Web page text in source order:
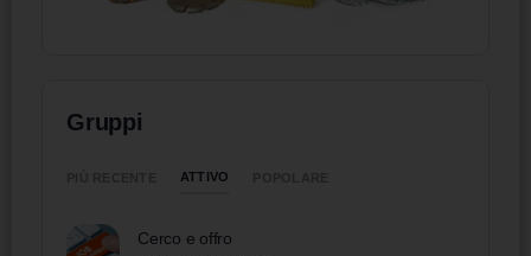
Gruppi
ATTIVO
Cerco e offro